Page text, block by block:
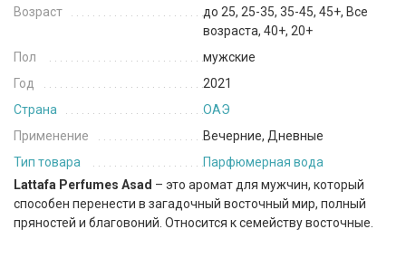
Возраст
до 25, 25-35, 35-45, 45+, Все
возраста, 40+, 20+
Пол
мужские
Год
2021
Страна
ОАЭ
Применение
Вечерние, Дневные
Тип товара
Парфюмерная вода
Lattafa Perfumes Asad – это аромат для мужчин, который
способен перенести в загадочный восточный мир, полный
пряностей и благовоний. Относится к семейству восточные.